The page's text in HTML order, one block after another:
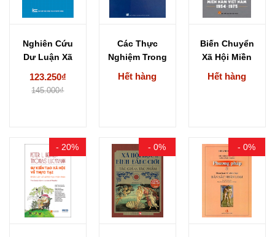
Nghiên Cứu
Dư Luận Xã
123.250₫
145.000₫
Các Thực
Nghiệm Trong
Tâm Lí Học
Hết hàng
Biến Chuyển
Xã Hội Miền
Nam Việt
Hết hàng
- 20% - 0% - 0%